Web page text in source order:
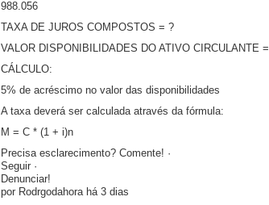
988.056
TAXA DE JUROS COMPOSTOS = ?
VALOR DISPONIBILIDADES DO ATIVO CIRCULANTE
CÁLCULO:
5% de acréscimo no valor das disponibilidades
A taxa deverá ser calculada através da fórmula:
M = C * (1 + i)n
Precisa esclarecimento? Comente! ·
Seguir ·
Denunciar!
por Rodrgodahora há 3 dias